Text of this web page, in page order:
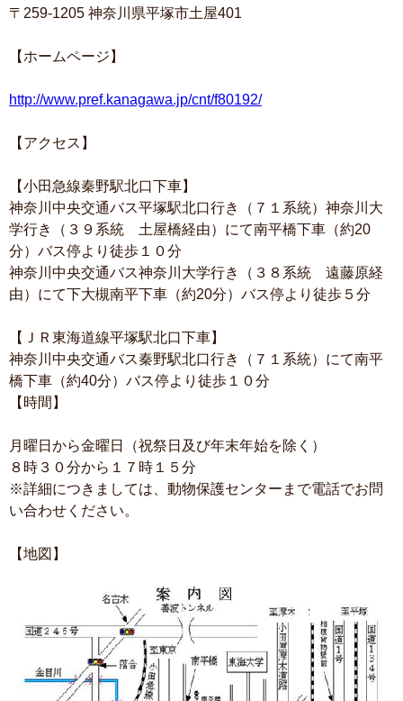
〒259-1205 神奈川県平塚市土屋401
【ホームページ】
http://www.pref.kanagawa.jp/cnt/f80192/
【アクセス】
【小田急線秦野駅北口下車】
神奈川中央交通バス平塚駅北口行き（７１系統）神奈川大
学行き（３９系統 土屋橋経由）にて南平橋下車（約20
分）バス停より徒歩１０分
神奈川中央交通バス神奈川大学行き（３８系統 遠藤原経
由）にて下大槻南平下車（約20分）バス停より徒歩５分
【ＪＲ東海道線平塚駅北口下車】
神奈川中央交通バス秦野駅北口行き（７１系統）にて南平
橋下車（約40分）バス停より徒歩１０分
【時間】
月曜日から金曜日（祝祭日及び年末年始を除く）
８時３０分から１７時１５分
※詳細につきましては、動物保護センターまで電話でお問
い合わせください。
【地図】